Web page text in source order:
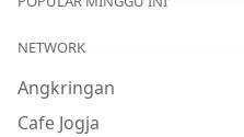
NETWORK
Angkringan
Cafe Jogja